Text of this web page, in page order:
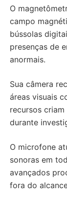
O
campo
bússolas
presenças de
anormais.
Sua câmera
áreas visuais
recursos
durante
O microfone
sonoras em
avançados
fora do